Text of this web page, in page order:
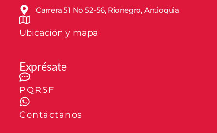
Carrera 51 No 52-56, Rionegro, Antioquia
Ubicación y mapa
Exprésate
PQRSF
Contáctanos